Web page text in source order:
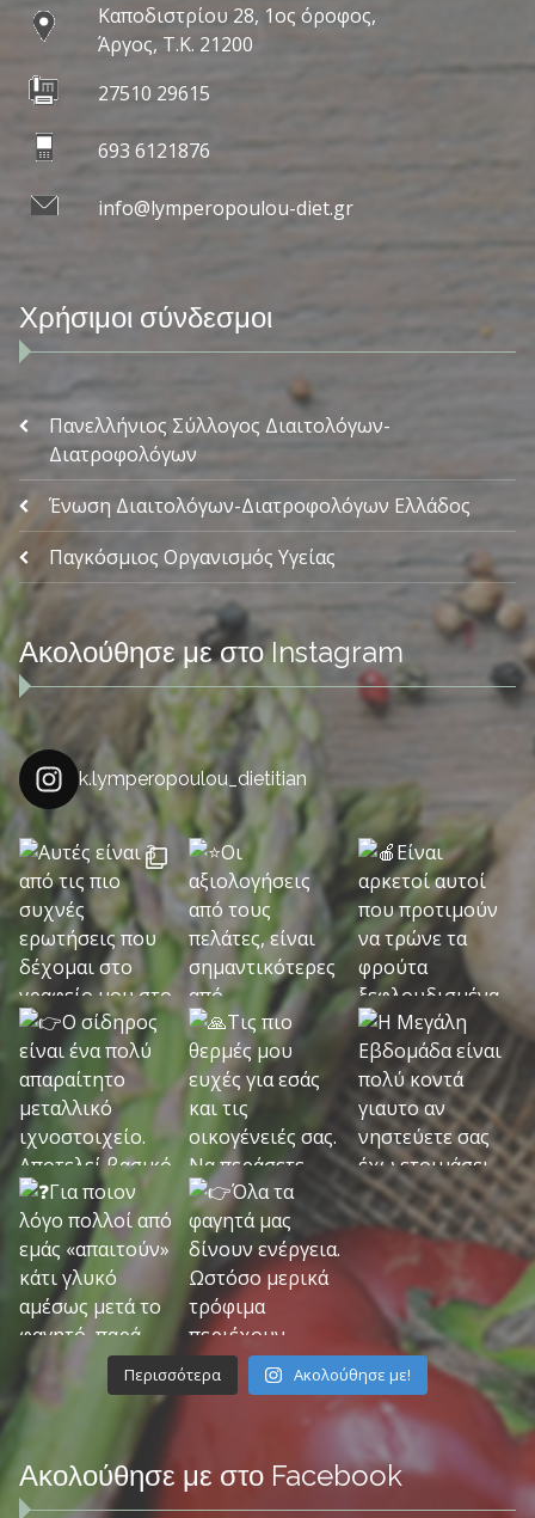
Καποδιστρίου 28, 1ος όροφος,
Άργος, Τ.Κ. 21200
27510 29615
693 6121876
info@lymperopoulou-diet.gr
Χρήσιμοι σύνδεσμοι
Πανελλήνιος Σύλλογος Διαιτολόγων-
Διατροφολόγων
Ένωση Διαιτολόγων-Διατροφολόγων Ελλάδος
Παγκόσμιος Οργανισμός Υγείας
Ακολούθησε με στο Instagram
k.lymperopoulou_dietitian
Περισσότερα Ακολούθησε με!
Ακολούθησε με στο Facebook